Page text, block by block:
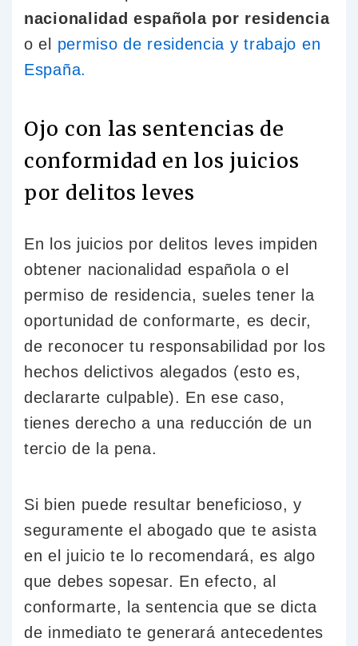
nacionalidad española por residencia
o el permiso de residencia y trabajo en
España.
Ojo con las sentencias de
conformidad en los juicios
por delitos leves
En los juicios por delitos leves impiden
obtener nacionalidad española o el
permiso de residencia, sueles tener la
oportunidad de conformarte, es decir,
de reconocer tu responsabilidad por los
hechos delictivos alegados (esto es,
declararte culpable). En ese caso,
tienes derecho a una reducción de un
tercio de la pena.
Si bien puede resultar beneficioso, y
seguramente el abogado que te asista
en el juicio te lo recomendará, es algo
que debes sopesar. En efecto, al
conformarte, la sentencia que se dicta
de inmediato te generará antecedentes